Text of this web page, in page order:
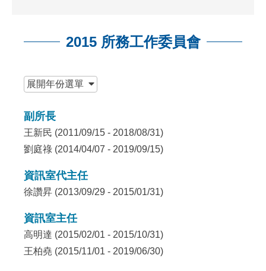
2015 所務工作委員會
展開年份選單
副所長
王新民 (2011/09/15 - 2018/08/31)
劉庭祿 (2014/04/07 - 2019/09/15)
資訊室代主任
徐讚昇 (2013/09/29 - 2015/01/31)
資訊室主任
高明達 (2015/02/01 - 2015/10/31)
王柏堯 (2015/11/01 - 2019/06/30)